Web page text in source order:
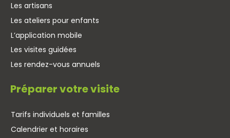
Les artisans
Les ateliers pour enfants
L’application mobile
Les visites guidées
Les rendez-vous annuels
Préparer votre visite
Tarifs individuels et familles
Calendrier et horaires